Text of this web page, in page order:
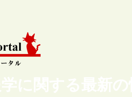
に関する最新